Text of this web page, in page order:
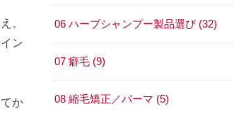
、
ン
か
06 ハーブシャンプー製品選び (32)
07 癖毛 (9)
08 縮毛矯正／パーマ (5)